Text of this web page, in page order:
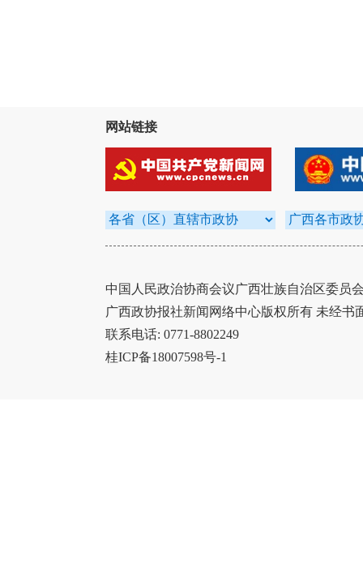
网站链接
中国人民政治协商会议广西壮族自治区委员
广西政协报社新闻网络中心版权所有 未经书
联系电话: 0771-8802249
桂ICP备18007598号-1